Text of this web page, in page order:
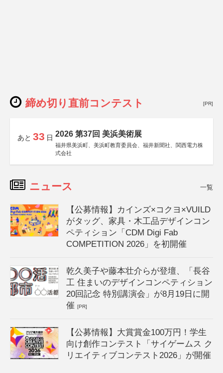
締め切り直前コンテスト [PR]
あと 33 日 2026 第37回 美浜美術展
福井県美浜町、美浜町教育委員会、福井新聞社、関西電力株
式会社
ニュース 一覧
【公募情報】カインズ×コクヨ×VUILD
がタッグ、家具・木工品デザインコン
ペティション「CDM Digi Fab
COMPETITION 2026」を初開催
乾久美子や藤本壮介らが登壇、「長谷
工 住まいのデザインコンペティション
20回記念 特別講演会」が8月19日に開
催[PR]
【公募情報】大賞賞金100万円！学生
向け創作コンテスト「サイゲームス ク
リエイティブコンテスト2026」が開催